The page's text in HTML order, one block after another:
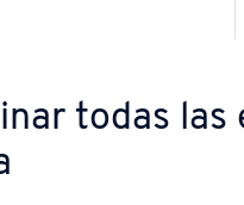
todas las